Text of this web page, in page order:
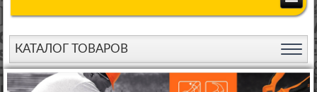
КАТАЛОГ ТОВАРОВ